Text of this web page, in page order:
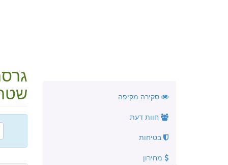
סקירה מקיפה
חוות דעת
בטיחות
מחירון
גרסת